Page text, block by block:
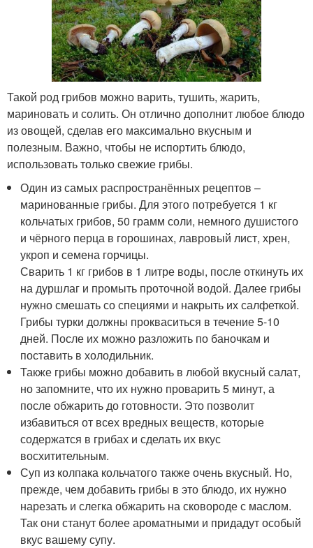
Такой род грибов можно варить, тушить, жарить,
мариновать и солить. Он отлично дополнит любое блюдо
из овощей, сделав его максимально вкусным и
полезным. Важно, чтобы не испортить блюдо,
использовать только свежие грибы.
Один из самых распространённых рецептов –
маринованные грибы. Для этого потребуется 1 кг
кольчатых грибов, 50 грамм соли, немного душистого
и чёрного перца в горошинах, лавровый лист, хрен,
укроп и семена горчицы.
Сварить 1 кг грибов в 1 литре воды, после откинуть их
на дуршлаг и промыть проточной водой. Далее грибы
нужно смешать со специями и накрыть их салфеткой.
Грибы турки должны прокваситься в течение 5-10
дней. После их можно разложить по баночкам и
поставить в холодильник.
Также грибы можно добавить в любой вкусный салат,
но запомните, что их нужно проварить 5 минут, а
после обжарить до готовности. Это позволит
избавиться от всех вредных веществ, которые
содержатся в грибах и сделать их вкус
восхитительным.
Суп из колпака кольчатого также очень вкусный. Но,
прежде, чем добавить грибы в это блюдо, их нужно
нарезать и слегка обжарить на сковороде с маслом.
Так они станут более ароматными и придадут особый
вкус вашему супу.